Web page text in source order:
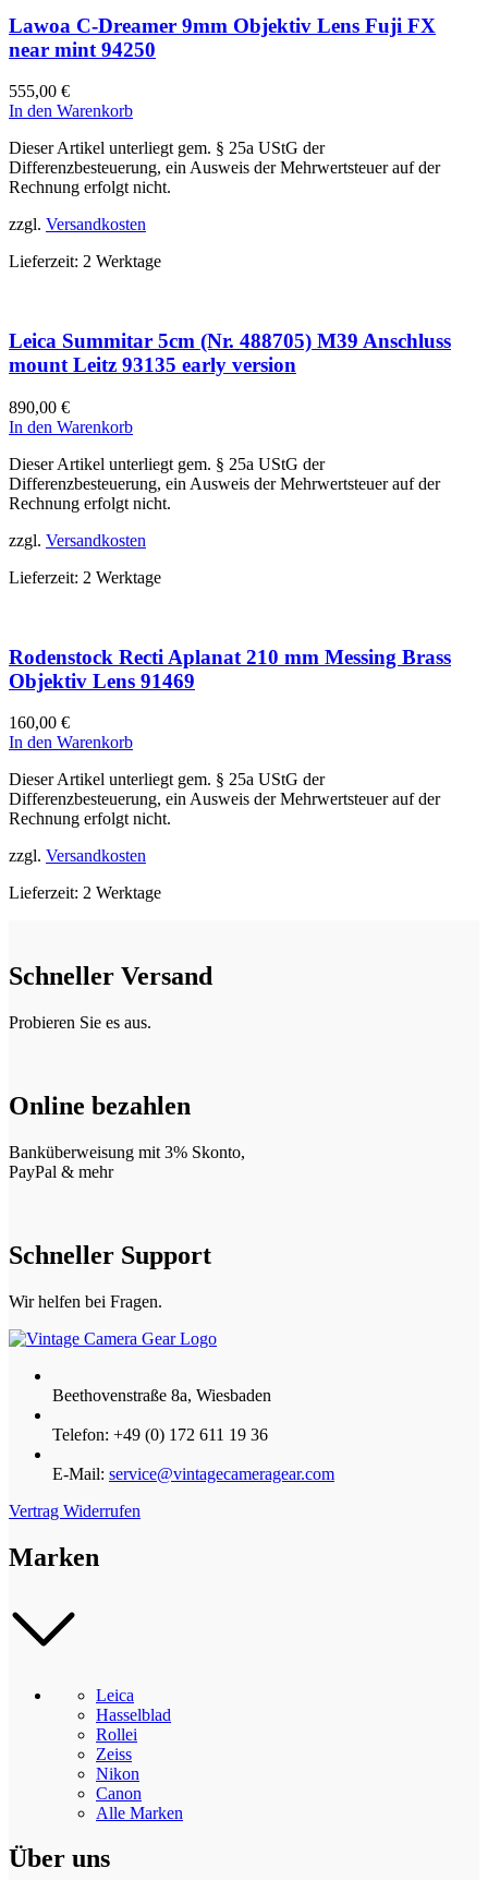
Lawoa C-Dreamer 9mm Objektiv Lens Fuji FX
near mint 94250
555,00 €
In den Warenkorb
Dieser Artikel unterliegt gem. § 25a UStG der
Differenzbesteuerung, ein Ausweis der Mehrwertsteuer auf der
Rechnung erfolgt nicht.
zzgl. Versandkosten
Lieferzeit: 2 Werktage
Leica Summitar 5cm (Nr. 488705) M39 Anschluss
mount Leitz 93135 early version
890,00 €
In den Warenkorb
Dieser Artikel unterliegt gem. § 25a UStG der
Differenzbesteuerung, ein Ausweis der Mehrwertsteuer auf der
Rechnung erfolgt nicht.
zzgl. Versandkosten
Lieferzeit: 2 Werktage
Rodenstock Recti Aplanat 210 mm Messing Brass
Objektiv Lens 91469
160,00 €
In den Warenkorb
Dieser Artikel unterliegt gem. § 25a UStG der
Differenzbesteuerung, ein Ausweis der Mehrwertsteuer auf der
Rechnung erfolgt nicht.
zzgl. Versandkosten
Lieferzeit: 2 Werktage
Schneller Versand
Probieren Sie es aus.
Online bezahlen
Banküberweisung mit 3% Skonto,
PayPal & mehr
Schneller Support
Wir helfen bei Fragen.
Beethovenstraße 8a, Wiesbaden
Telefon: +49 (0) 172 611 19 36
E-Mail: service@vintagecameragear.com
Vertrag Widerrufen
Marken
Leica
Hasselblad
Rollei
Zeiss
Nikon
Canon
Alle Marken
Über uns